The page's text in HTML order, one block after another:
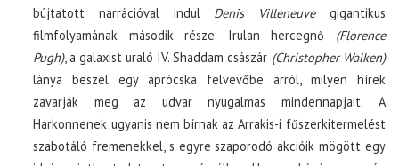
bújtatott narrációval indul Denis Villeneuvegigantikus
filmfolyamának második része: Irulan hercegnő (Florence
Pugh), a galaxist uraló IV. Shaddam császár (Christopher Walken)
lánya beszél egy aprócska felvevőbe arról, milyen hírek
zavarják meg az udvar nyugalmas mindennapjait. A
Harkonnenek ugyanis nem bírnak az Arrakis-i fűszerkitermelést
szabotáló fremenekkel, s egyre szaporodó akcióik mögött egy